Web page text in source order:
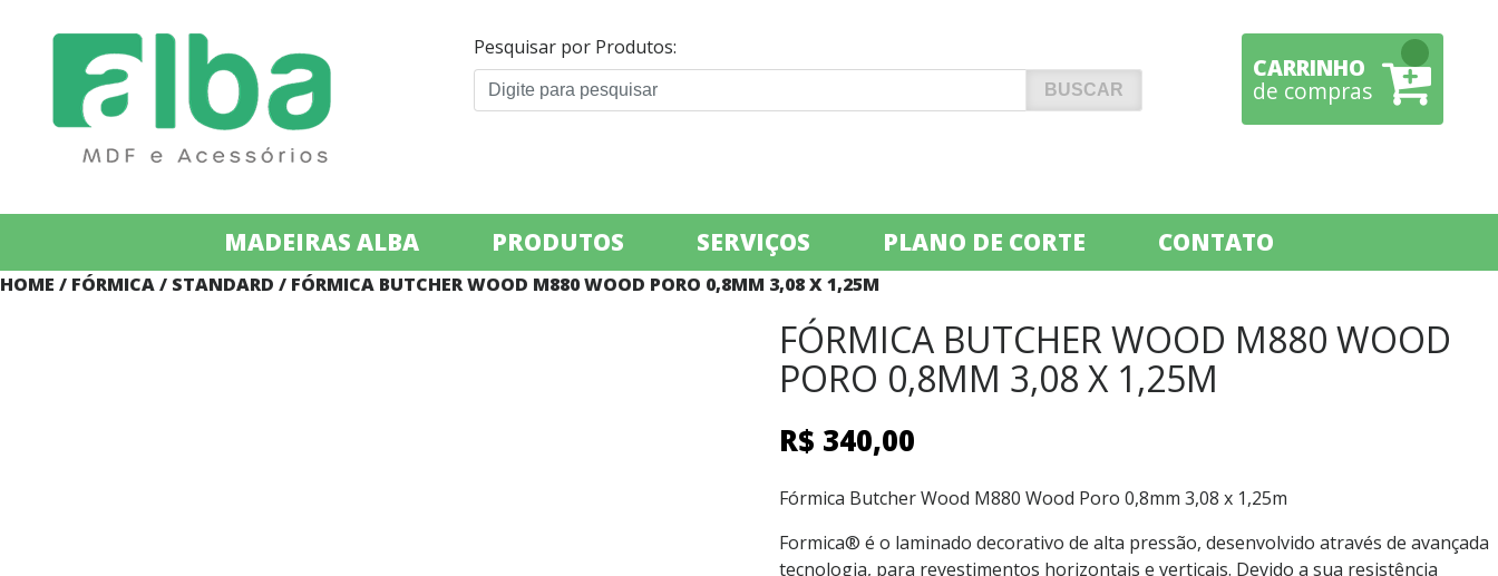
Pesquisar por Produtos:
CARRINHO
de compras
MADEIRAS ALBA PRODUTOS SERVIÇOS PLANO DE CORTE CONTATO
HOME / FÓRMICA/ STANDARD / FÓRMICA BUTCHER WOOD M880 WOOD PORO 0,8MM 3,08 X 1,25M
FÓRMICA BUTCHER WOOD M880 WOOD
PORO 0,8MM 3,08 X 1,25M
R$ 340,00
Fórmica Butcher Wood M880 Wood Poro 0,8mm 3,08 x 1,25m
Formica® é o laminado decorativo de alta pressão, desenvolvido através de avançada
tecnologia, para revestimentos horizontais e verticais. Devido a sua resistência